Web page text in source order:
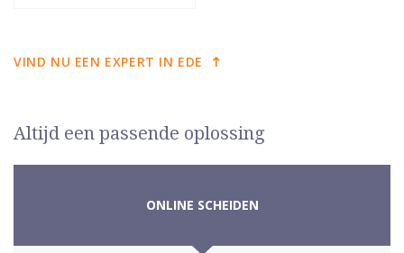
VIND NU EEN EXPERT IN EDE
Altijd een passende oplossing
ONLINE SCHEIDEN